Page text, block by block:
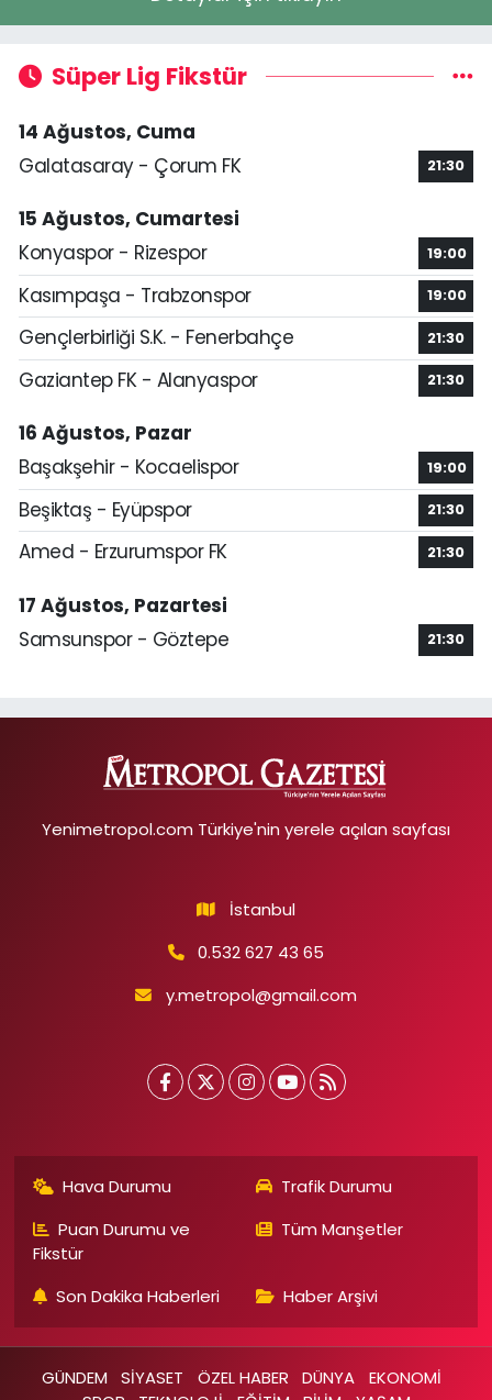
Süper Lig Fikstür
14 Ağustos, Cuma
Galatasaray - Çorum FK
21:30
15 Ağustos, Cumartesi
Konyaspor - Rizespor
19:00
Kasımpaşa - Trabzonspor 19:00
Gençlerbirliği S.K. - Fenerbahçe 21:30
Gaziantep FK - Alanyaspor 21:30
16 Ağustos, Pazar
Başakşehir - Kocaelispor
19:00
Beşiktaş - Eyüpspor 21:30
Amed - Erzurumspor FK 21:30
17 Ağustos, Pazartesi
Samsunspor - Göztepe
21:30
Yenimetropol.com Türkiye'nin yerele açılan sayfası
İstanbul
0.532 627 43 65
y.metropol@gmail.com
Hava Durumu
Trafik Durumu
Puan Durumu ve
Fikstür
Tüm Manşetler
Son Dakika Haberleri Haber Arşivi
GÜNDEM SİYASET ÖZEL HABER DÜNYA
EKONOMİ